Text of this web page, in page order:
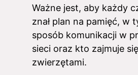
Ważne jest, aby każdy
znał plan na pamięć, w
sposób komunikacji w
sieci oraz kto zajmuje
zwierzętami.